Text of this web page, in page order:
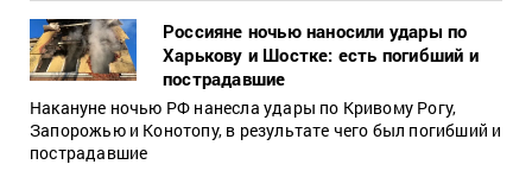
Россияне ночью наносили удары по
Харькову и Шостке: есть погибший и
пострадавшие
Накануне ночью РФ нанесла удары по Кривому Рогу,
Запорожью и Конотопу, в результате чего был погибший и
пострадавшие